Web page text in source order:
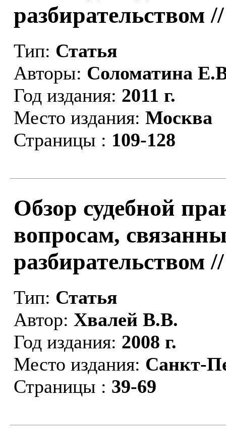
разбирательством
Тип: Статья
Авторы: Соломатина
Год издания: 2011 г.
Место издания: Москва
Страницы : 109-128
Обзор судебной
вопросам,
разбирательством
Тип: Статья
Автор: Хвалей В.В.
Год издания: 2008 г.
Место издания: Санкт-
Страницы : 39-69